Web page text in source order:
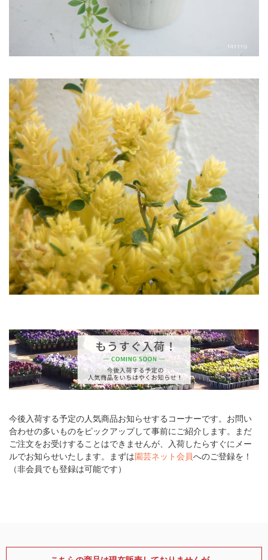
今後入荷する予定の人気商品お知らせするコーナーです。お問い
合わせの多いものをピックアップして事前にご紹介します。まだ
ご注文をお受けすることはできませんが、入荷したらすぐにメー
ルでお知らせいたします。まずは園芸ネット会員へのご登録を！
（非会員でも登録は可能です）